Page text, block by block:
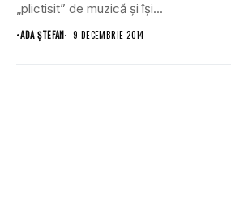
„plictisit” de muzică şi îşi...
•ADA ȘTEFAN 9 DECEMBRIE 2014